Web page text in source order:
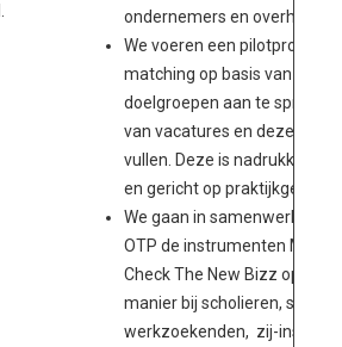
ondernemers en overheid
We voeren een pilotproject
matching op basis van skills
doelgroepen aan te spreken
van vacatures en deze
vullen. Deze is nadrukkelijk
en gericht op
We gaan in samenwerking
OTP de instrumenten Meet
Check The New Bizz op een
manier bij scholieren,
werkzoekenden, zij-